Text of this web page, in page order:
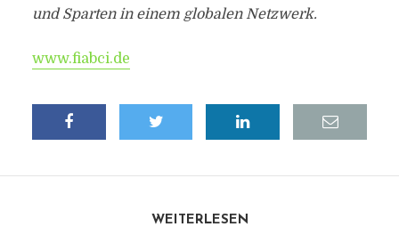
und Sparten in einem globalen Netzwerk.
www.fiabci.de
WEITERLESEN